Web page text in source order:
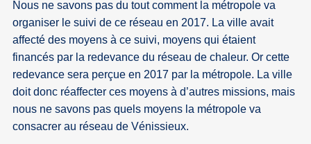
Nous ne savons pas du tout comment la métropole va
organiser le suivi de ce réseau en 2017. La ville avait
affecté des moyens à ce suivi, moyens qui étaient
financés par la redevance du réseau de chaleur. Or cette
redevance sera perçue en 2017 par la métropole. La ville
doit donc réaffecter ces moyens à d’autres missions, mais
nous ne savons pas quels moyens la métropole va
consacrer au réseau de Vénissieux.